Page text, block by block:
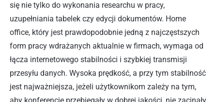
się nie tylko do wykonania researchu w pracy,
uzupełniania tabelek czy edycji dokumentów. Home
office, który jest prawdopodobnie jedną z najczęstszych
form pracy wdrażanych aktualnie w firmach, wymaga od
łącza internetowego stabilności i szybkiej transmisji
przesyłu danych. Wysoka prędkość, a przy tym stabilność
jest najważniejsza, jeżeli użytkownikom zależy na tym,